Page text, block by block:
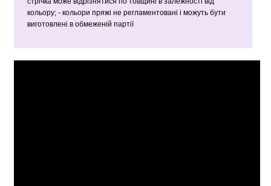
кольору; - кольори пряжі не регламентовані і можуть бути
виготовлені в обмеженій партії